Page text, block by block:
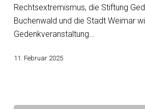
Rechtsextremismus, die Stiftung
Buchenwald und die Stadt Weimar
Gedenkveranstaltung…
11. Februar 2025